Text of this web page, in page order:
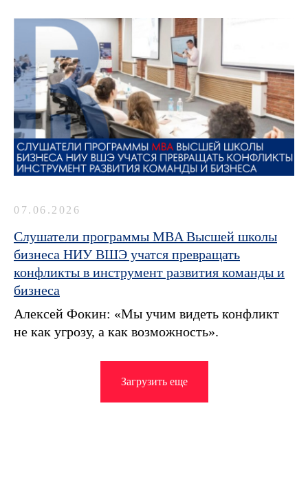
07.06.2026
Слушатели программы MBA Высшей школы
бизнеса НИУ ВШЭ учатся превращать
конфликты в инструмент развития команды и
бизнеса
Алексей Фокин: «Мы учим видеть конфликт
не как угрозу, а как возможность».
Загрузить еще